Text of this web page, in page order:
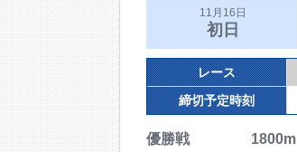
11月16日
初日
レース
締切予定時刻
優勝戦 1800m